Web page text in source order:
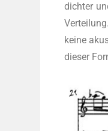
dich­ter
kei­ne
die­ser